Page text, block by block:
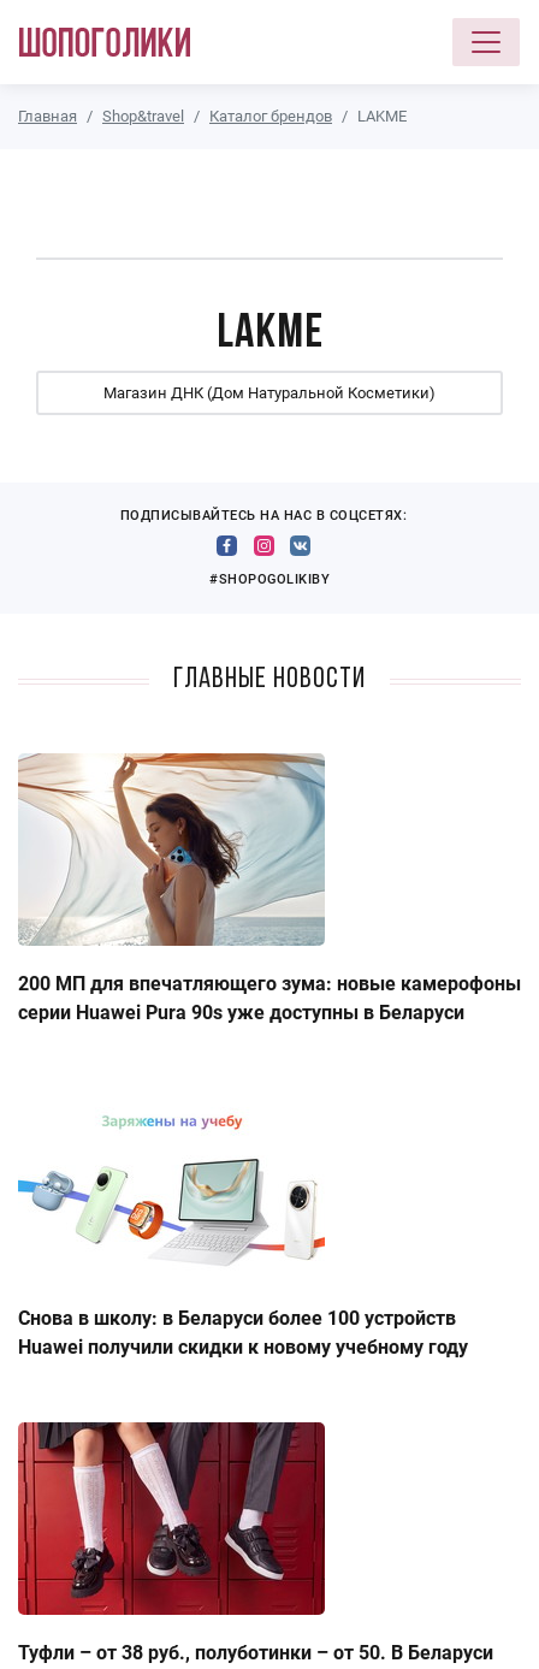
Главная Shop&travel Каталог брендов LAKME
LAKME
Магазин ДНК (Дом Натуральной Косметики)
ПОДПИСЫВАЙТЕСЬ НА НАС В СОЦСЕТЯХ:
#SHOPOGOLIKIBY
Главные новости
200 МП для впечатляющего зума: новые камерофоны
серии Huawei Pura 90s уже доступны в Беларуси
Снова в школу: в Беларуси более 100 устройств
Huawei получили скидки к новому учебному году
Туфли – от 38 руб., полуботинки – от 50. В Беларуси